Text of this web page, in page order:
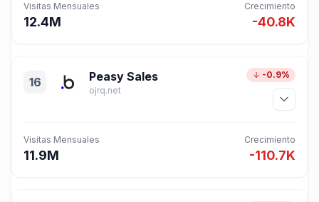
Visitas Mensuales
12.4M
Crecimiento
-40.8K
16 Peasy Sales
ojrq.net
-0.9%
Visitas Mensuales
11.9M
Crecimiento
-110.7K